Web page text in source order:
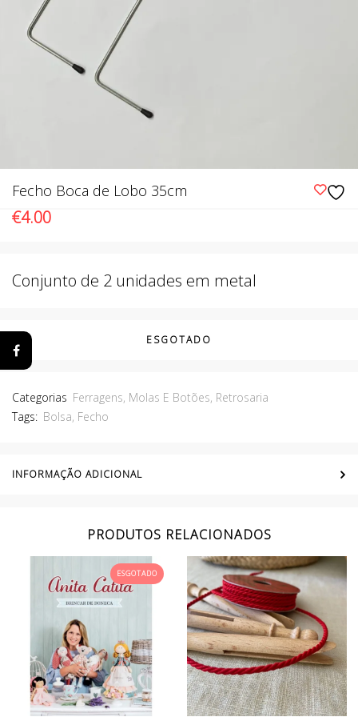
Fecho Boca de Lobo 35cm
€4.00
Conjunto de 2 unidades em metal
ESGOTADO
Categorias Ferragens, Molas E Botões, Retrosaria
Tags: Bolsa, Fecho
INFORMAÇÃO ADICIONAL
PRODUTOS RELACIONADOS
ESGOTADO